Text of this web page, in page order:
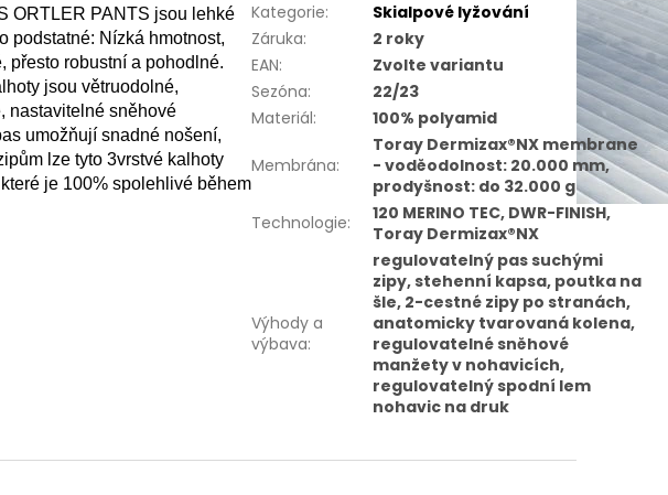
ORTLER PANTS jsou lehké
podstatné: Nízká hmotnost,
přesto robustní a pohodlné.
jsou větruodolné,
nastavitelné sněhové
umožňují snadné nošení,
lze tyto 3vrstvé kalhoty
je 100% spolehlivé během
Kategorie:
Skialpové lyžování
Záruka:
2 roky
EAN:
Zvolte variantu
Sezóna:
22/23
Materiál: 100% polyamid
Membrána:
Toray Dermizax®NX membrane
- voděodolnost: 20.000 mm,
prodyšnost: do 32.000 g
Technologie:
120 MERINO TEC, DWR-FINISH,
Toray Dermizax®NX
Výhody a
výbava:
regulovatelný pas suchými
zipy, stehenní kapsa, poutka na
šle, 2-cestné zipy po stranách,
anatomicky tvarovaná kolena,
regulovatelné sněhové
manžety v nohavicích,
regulovatelný spodní lem
nohavic na druk